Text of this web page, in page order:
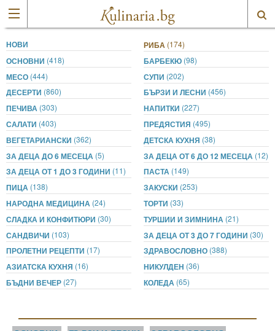
НОВИ РИБА (174)
ОСНОВНИ (418) БАРБЕКЮ (98)
МЕСО (444) СУПИ (202)
ДЕСЕРТИ (860) БЪРЗИ И ЛЕСНИ (456)
ПЕЧИВА (303) НАПИТКИ (227)
САЛАТИ (403) ПРЕДЯСТИЯ (495)
ВЕГЕТАРИАНСКИ (362) ДЕТСКА КУХНЯ (38)
ЗА ДЕЦА ДО 6 МЕСЕЦА (5) ЗА ДЕЦА ОТ 6 ДО 12 МЕСЕЦА (12)
ЗА ДЕЦА ОТ 1 ДО 3 ГОДИНИ (11) ПАСТА (149)
ПИЦА (138) ЗАКУСКИ (253)
НАРОДНА МЕДИЦИНА (24) ТОРТИ (33)
СЛАДКА И КОНФИТЮРИ (30) ТУРШИИ И ЗИМНИНА (21)
САНДВИЧИ (103) ЗА ДЕЦА ОТ 3 ДО 7 ГОДИНИ (30)
ПРОЛЕТНИ РЕЦЕПТИ (17) ЗДРАВОСЛОВНО (388)
АЗИАТСКА КУХНЯ (16) НИКУЛДЕН (36)
БЪДНИ ВЕЧЕР (27) КОЛЕДА (65)